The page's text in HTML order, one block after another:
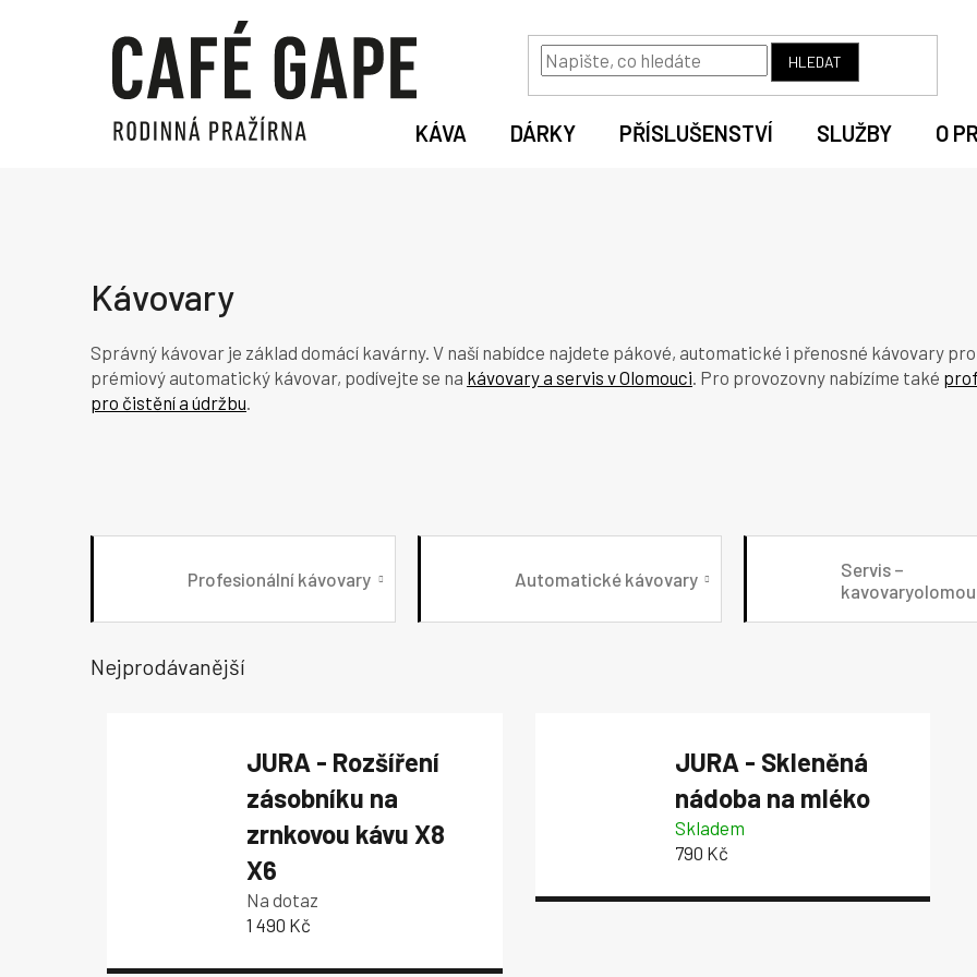
HLEDAT
KÁVA DÁRKY PŘÍSLUŠENSTVÍ SLUŽBY O
Kávovary
Správný kávovar je základ domácí kavárny. V naší nabídce najdete pákové, automatické i přenosné kávovary
prémiový automatický kávovar, podívejte se na kávovary a servis v Olomouci. Pro provozovny nabízíme také
pro čistění a údržbu.
Profesionální kávovary Automatické kávovary
Servis –
Nejprodávanější
JURA - Rozšíření
zásobníku na
zrnkovou kávu X8
X6
Na dotaz
1 490 Kč
JURA - Skleněná
nádoba na mléko
Skladem
790 Kč